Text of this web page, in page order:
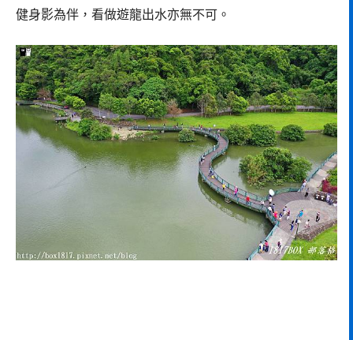
健身影為伴，看做遊龍出水亦無不可。